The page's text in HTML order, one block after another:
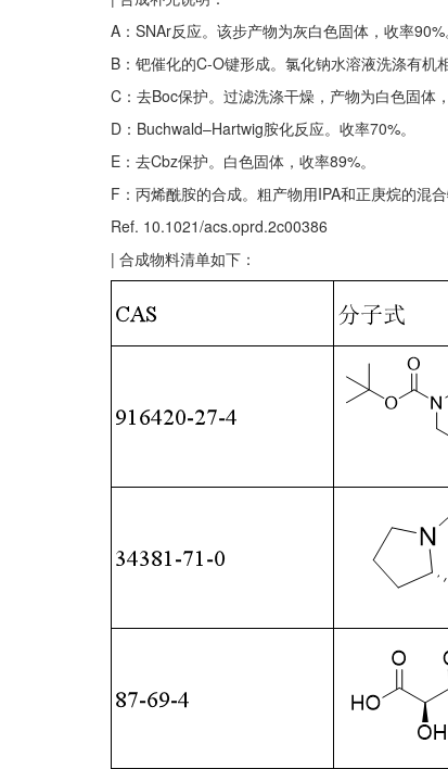
A：SNAr反应。该步产物为灰白色固体，收率90%
B：钯催化的C-O键形成。氯化钠水溶液洗涤有机相
C：去Boc保护。过滤洗涤干燥，产物为白色固体
D：Buchwald–Hartwig胺化反应。收率70%。
E：去Cbz保护。白色固体，收率89%。
F：丙烯酰胺的合成。粗产物用IPA和正庚烷的混
Ref. 10.1021/acs.oprd.2c00386
| 合成物料清单如下：